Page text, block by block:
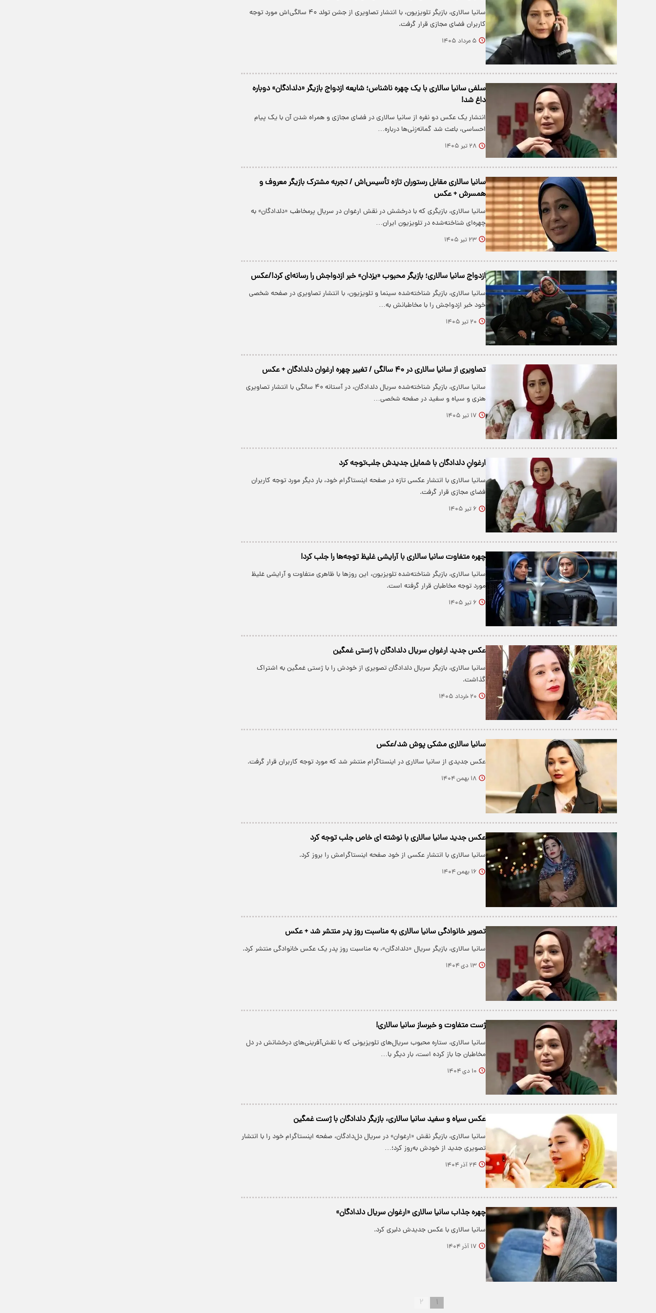
سانیا سالاری، بازیگر تلویزیون، با انتشار تصاویری از جشن تولد ۴۰ سالگی‌اش مورد توجه
کاربران فضای مجازی قرار گرفت.
۵ مرداد ۱۴۰۵
سلفی سانیا سالاری با یک چهره ناشناس؛ شایعه ازدواج بازیگر «دلدادگان» دوباره
داغ شد!
انتشار یک عکس دو نفره از سانیا سالاری در فضای مجازی و همراه شدن آن با یک پیام
احساسی، باعث شد گمانه‌زنی‌ها درباره…
۲۸ تیر ۱۴۰۵
سانیا سالاری مقابل رستوران تازه تأسیس‌اش / تجربه مشترک بازیگر معروف و
همسرش + عکس
سانیا سالاری، بازیگری که با درخشش در نقش ارغوان در سریال پرمخاطب «دلدادگان» به
چهره‌ای شناخته‌شده در تلویزیون ایران…
۲۳ تیر ۱۴۰۵
ازدواج سانیا سالاری؛ بازیگر محبوب «یزدان» خبر ازدواجش را رسانه‌ای کرد!/عکس
سانیا سالاری، بازیگر شناخته‌شده سینما و تلویزیون، با انتشار تصاویری در صفحه شخصی
خود خبر ازدواجش را با مخاطبانش به…
۲۰ تیر ۱۴۰۵
تصاویری از سانیا سالاری در ۴۰ سالگی / تغییر چهره ارغوان دلدادگان + عکس
سانیا سالاری، بازیگر شناخته‌شده سریال دلدادگان، در آستانه ۴۰ سالگی با انتشار تصاویری
هنری و سیاه و سفید در صفحه شخصی…
۱۷ تیر ۱۴۰۵
ارغوانِ دلدادگان با شمایل جدیدش جلب‌توجه کرد
سانیا سالاری با انتشار عکسی تازه در صفحه اینستاگرام خود، بار دیگر مورد توجه کاربران
فضای مجازی قرار گرفت.
۶ تیر ۱۴۰۵
چهره متفاوت سانیا سالاری با آرایشی غلیظ توجه‌ها را جلب کرد!
سانیا سالاری، بازیگر شناخته‌شده تلویزیون، این روزها با ظاهری متفاوت و آرایشی غلیظ
مورد توجه مخاطبان قرار گرفته است.
۶ تیر ۱۴۰۵
عکس جدید ارغوان سریال دلدادگان با ژستی غمگین
سانیا سالاری، بازیگر سریال دلدادگان تصویری از خودش را با ژستی غمگین به اشتراک
گذاشت.
۲۰ خرداد ۱۴۰۵
سانیا سالاری مشکی پوش شد/عکس
عکس جدیدی از سانیا سالاری در اینستاگرام منتشر شد که مورد توجه کاربران قرار گرفت.
۱۸ بهمن ۱۴۰۴
عکس جدید سانیا سالاری با نوشته ای خاص جلب توجه کرد
سانیا سالاری با انتشار عکسی از خود صفحه اینستاگرامش را بروز کرد.
۱۶ بهمن ۱۴۰۴
تصویر خانوادگی سانیا سالاری به مناسبت روز پدر منتشر شد + عکس
سانیا سالاری، بازیگر سریال «دلدادگان»، به مناسبت روز پدر یک عکس خانوادگی منتشر کرد.
۱۳ دی ۱۴۰۴
ژست متفاوت و خبرساز سانیا سالاری!
سانیا سالاری، ستاره محبوب سریال‌های تلویزیونی که با نقش‌آفرینی‌های درخشانش در دل
مخاطبان جا باز کرده است، بار دیگر با…
۱۰ دی ۱۴۰۴
عکس سیاه و سفید سانیا سالاری، بازیگر دلدادگان با ژست غمگین
سانیا سالاری، بازیگر نقش «ارغوان» در سریال دل‌دادگان، صفحه اینستاگرام خود را با انتشار
تصویری جدید از خودش به‌روز کرد؛…
۲۴ آذر ۱۴۰۴
چهره جذاب سانیا سالاری «ارغوان سریال دلدادگان»
سانیا سالاری با عکس جدیدش دلبری کرد.
۱۷ آذر ۱۴۰۴
۱ ۲